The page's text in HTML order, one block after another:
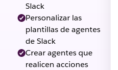
Slack
Personalizar las
plantillas de agentes
de Slack
Crear agentes que
realicen acciones